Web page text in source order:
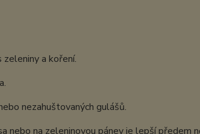
a koření.
nezahuštovaných gulášů.
nebo na zeleninovou pánev je lepší předem